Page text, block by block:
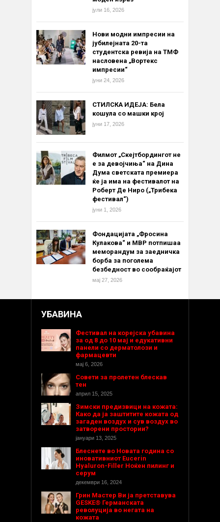
јули 16, 2026
Нови модни импресии на
јубилејната 20-та
студентска ревија на ТМФ
насловена „Вортекс
импресии“
јуни 24, 2026
СТИЛСКА ИДЕЈА: Бела
кошула со машки крој
јуни 17, 2026
Филмот „Скејтбордингот не
е за девојчиња“ на Дина
Дума светската премиера
ќе ја има на фестивалот на
Роберт Де Ниро („Трибека
фестивал“)
јуни 1, 2026
Фондацијата „Фросина
Кулакова“ и МВР потпишаа
меморандум за заедничка
борба за поголема
безбедност во сообраќајот
мај 27, 2026
УБАВИНА
Фестивал на корејска убавина
за од 8 до 10 мај и едукативни
панели со дерматолози и
фармацевти
мај 6, 2026
Совети за пролетен блескав
тен
април 15, 2025
Зимски предизвици на кожата:
Како да ја заштитите кожата од
загаден воздух и сув воздух во
затворени простории?
јануари 13, 2025
Блеснете во Новата година со
иновативниот Eucerin
Hyaluron-Filler Ноќен пилинг и
серум
декември 16, 2024
Грин Мастер Ви ја претставува
GESKE® Германската
револуција во негата на
кожата